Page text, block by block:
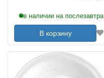
в наличии на послезавтра
В корзину